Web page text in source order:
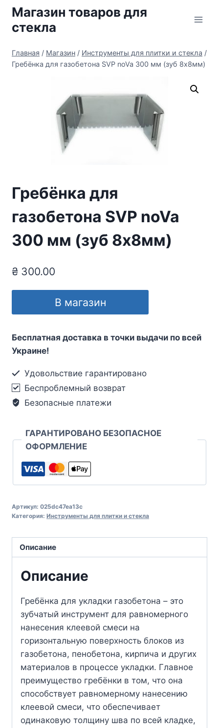
Перейти
содержимому
Магазин товаров для
стекла
Главная / Магазин / Инструменты для плитки и стекла /
Гребёнка для газобетона SVP noVa 300 мм (зуб 8х8мм)
Гребёнка для
газобетона SVP noVa
300 мм (зуб 8х8мм)
₴ 300.00
В магазин
Бесплатная доставка в точки выдачи по всей
Украине!
Удовольствие гарантировано
Беспроблемный возврат
Безопасные платежи
ГАРАНТИРОВАНО БЕЗОПАСНОЕ
ОФОРМЛЕНИЕ
Артикул: 025dc47ea13c
Категория: Инструменты для плитки и стекла
Описание
Описание
Гребёнка для укладки газобетона – это
зубчатый инструмент для равномерного
нанесения клеевой смеси на
горизонтальную поверхность блоков из
газобетона, пенобетона, кирпича и других
материалов в процессе укладки. Главное
преимущество гребёнки в том, что она
способствует равномерному нанесению
клеевой смеси, что обеспечивает
одинаковую толщину шва по всей кладке,